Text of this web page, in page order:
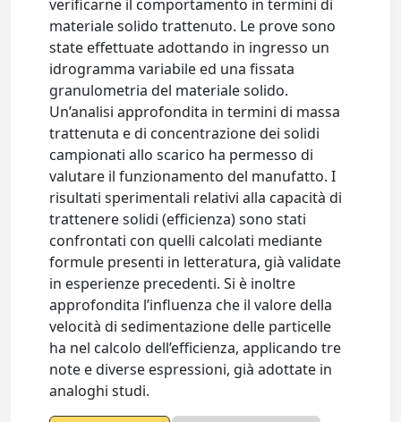
verificarne il comportamento in termini di
materiale solido trattenuto. Le prove sono
state effettuate adottando in ingresso un
idrogramma variabile ed una fissata
granulometria del materiale solido.
Un’analisi approfondita in termini di massa
trattenuta e di concentrazione dei solidi
campionati allo scarico ha permesso di
valutare il funzionamento del manufatto. I
risultati sperimentali relativi alla capacità di
trattenere solidi (efficienza) sono stati
confrontati con quelli calcolati mediante
formule presenti in letteratura, già validate
in esperienze precedenti. Si è inoltre
approfondita l’influenza che il valore della
velocità di sedimentazione delle particelle
ha nel calcolo dell’efficienza, applicando tre
note e diverse espressioni, già adottate in
analoghi studi.